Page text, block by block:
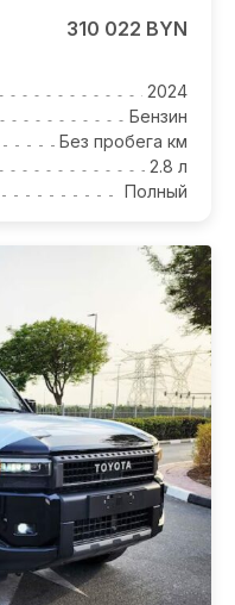
310 022 BYN
2024
Бензин
Без пробега км
2.8 л
Полный